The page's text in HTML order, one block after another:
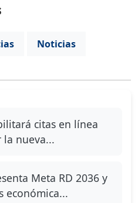
Noticias
citas en línea
nueva...
Meta RD 2036 y
económica...